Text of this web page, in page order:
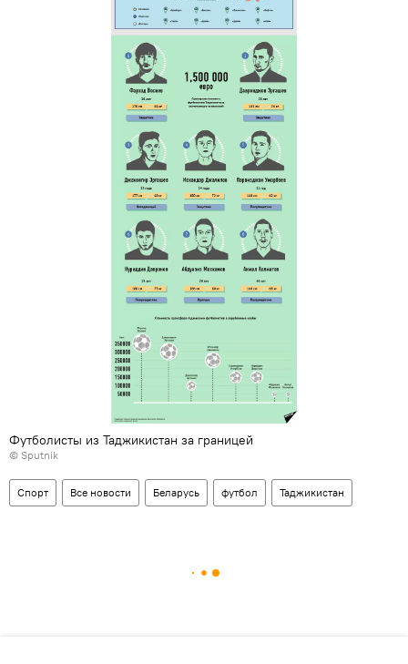
Футболисты из Таджикистан за границей
© Sputnik
Спорт Все новости Беларусь футбол Таджикистан